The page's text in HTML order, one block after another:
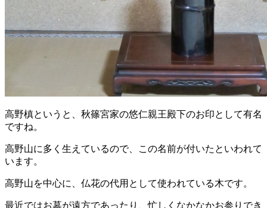
高野槙というと、秋篠宮家の悠仁親王殿下のお印として有名
ですね。
高野山に多く生えているので、この名前が付いたといわれて
います。
高野山を中心に、仏花の代用として使われている木です。
最近ではお墓が遠方であったり、忙しくなかなかお参りでき